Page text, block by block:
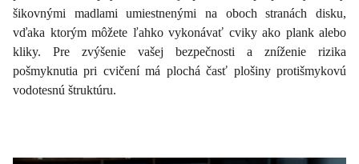
šikovnými madlami umiestnenými na oboch stranách disku,
vďaka ktorým môžete ľahko vykonávať cviky ako plank alebo
kliky. Pre zvýšenie vašej bezpečnosti a zníženie rizika
pošmyknutia pri cvičení má plochá časť plošiny protišmykovú
vodotesnú štruktúru.